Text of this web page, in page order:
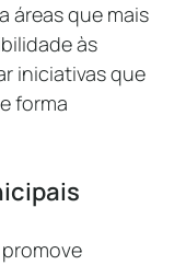
áreas que mais
às
iniciativas que
forma